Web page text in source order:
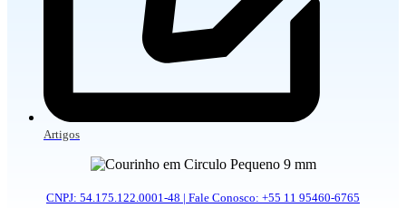
Artigos
CNPJ: 54.175.122.0001-48 | Fale Conosco: +55 11 95460-6765